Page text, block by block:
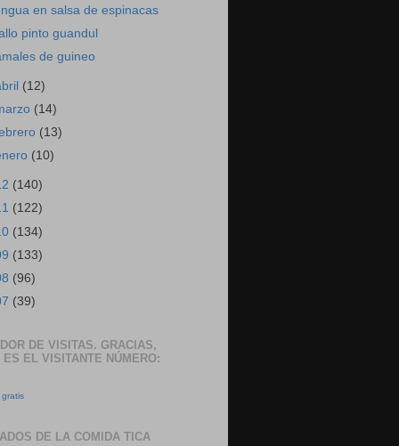
en salsa de espinacas
pinto guandul
de guineo
(12)
(14)
(13)
(10)
(140)
(122)
(134)
(133)
(96)
(39)
DE VISITAS. GRACIAS,
ES EL VISITANTE NÚMERO:
DE LA COMIDA TICA